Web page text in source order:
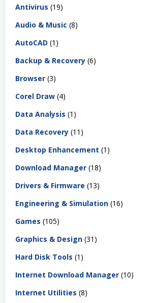
Antivirus (19)
Audio & Music (8)
AutoCAD (1)
Backup & Recovery (6)
Browser (3)
Corel Draw (4)
Data Analysis (1)
Data Recovery (11)
Desktop Enhancement (1)
Download Manager (18)
Drivers & Firmware (13)
Engineering & Simulation (16)
Games (105)
Graphics & Design (31)
Hard Disk Tools (1)
Internet Download Manager (10)
Internet Utilities (8)